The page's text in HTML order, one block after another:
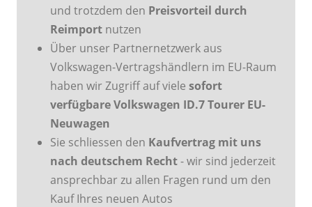
und trotzdem den Preisvorteil durch
Reimport nutzen
Über unser Partnernetzwerk aus
Volkswagen-Vertragshändlern im EU-Raum
haben wir Zugriff auf viele sofort
verfügbare Volkswagen ID.7 Tourer EU-
Neuwagen
Sie schliessen den Kaufvertrag mit uns
nach deutschem Recht- wir sind jederzeit
ansprechbar zu allen Fragen rund um den
Kauf Ihres neuen Autos